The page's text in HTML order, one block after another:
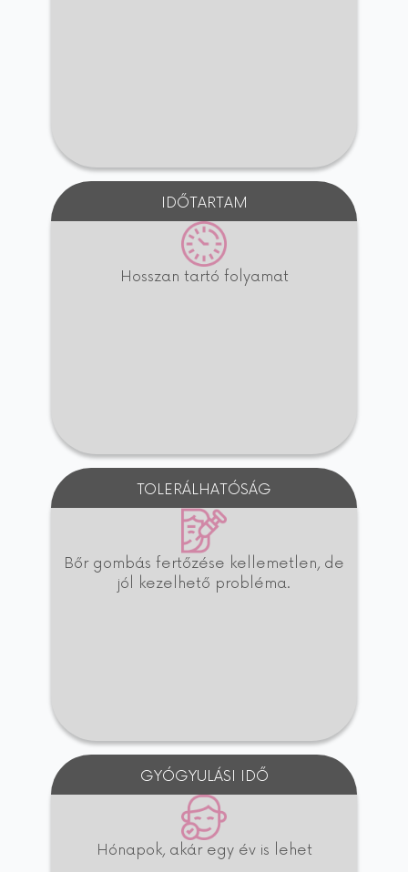
IDŐTARTAM
Hosszan tartó folyamat
TOLERÁLHATÓSÁG
Bőr gombás fertőzése kellemetlen, de
jól kezelhető probléma.
GYÓGYULÁSI IDŐ
Hónapok, akár egy év is lehet